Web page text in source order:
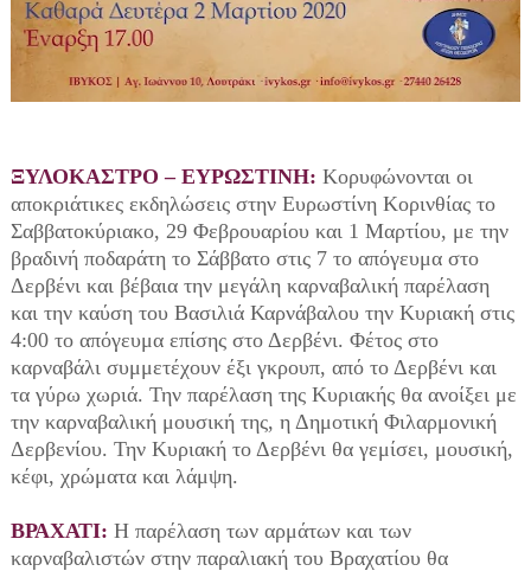
ΞΥΛΟΚΑΣΤΡΟ – ΕΥΡΩΣΤΙΝΗ: Κορυφώνονται οι
αποκριάτικες εκδηλώσεις στην Ευρωστίνη Κορινθίας το
Σαββατοκύριακο, 29 Φεβρουαρίου και 1 Μαρτίου, με την
βραδινή ποδαράτη το Σάββατο στις 7 το απόγευμα στο
Δερβένι και βέβαια την μεγάλη καρναβαλική παρέλαση
και την καύση του Βασιλιά Καρνάβαλου την Κυριακή στις
4:00 το απόγευμα επίσης στο Δερβένι. Φέτος στο
καρναβάλι συμμετέχουν έξι γκρουπ, από το Δερβένι και
τα γύρω χωριά. Την παρέλαση της Κυριακής θα ανοίξει με
την καρναβαλική μουσική της, η Δημοτική Φιλαρμονική
Δερβενίου. Την Κυριακή το Δερβένι θα γεμίσει, μουσική,
κέφι, χρώματα και λάμψη.
ΒΡΑΧΑΤΙ: Η παρέλαση των αρμάτων και των
καρναβαλιστών στην παραλιακή του Βραχατίου θα